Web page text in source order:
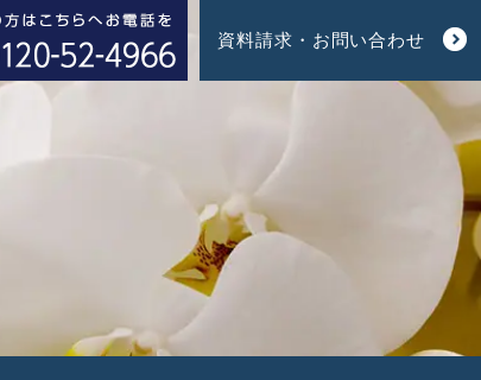
資料請求・お問い合わせ